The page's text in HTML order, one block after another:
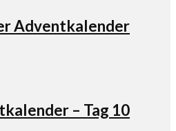
Adventkalender
– Tag 10